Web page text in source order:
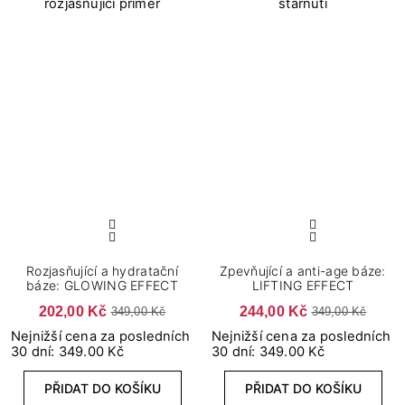
Rozjasňující a hydratační
báze: GLOWING EFFECT
202,00 Kč 349,00 Kč
Nejnižší cena za posledních
30 dní: 349.00 Kč
PŘIDAT DO KOŠÍKU
Zpevňující a anti-age báze:
LIFTING EFFECT
244,00 Kč 349,00 Kč
Nejnižší cena za posledních
30 dní: 349.00 Kč
PŘIDAT DO KOŠÍKU